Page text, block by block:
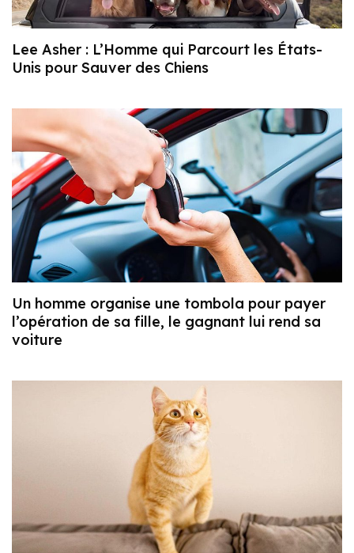
Lee Asher : L’Homme qui Parcourt les États-
Unis pour Sauver des Chiens
Un homme organise une tombola pour payer
l’opération de sa fille, le gagnant lui rend sa
voiture